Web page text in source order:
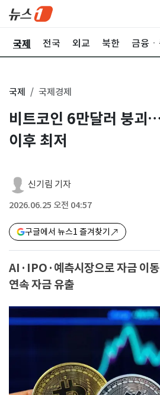
국제 전국 외교 북한 금융
국제 국제경제
비트코인 6만달러 붕
이후 최저
신기림 기자
2026.06.25 오전 04:57
구글에서 뉴스1 즐겨찾기
AI·IPO·예측시장으로 자금 이
연속 자금 유출